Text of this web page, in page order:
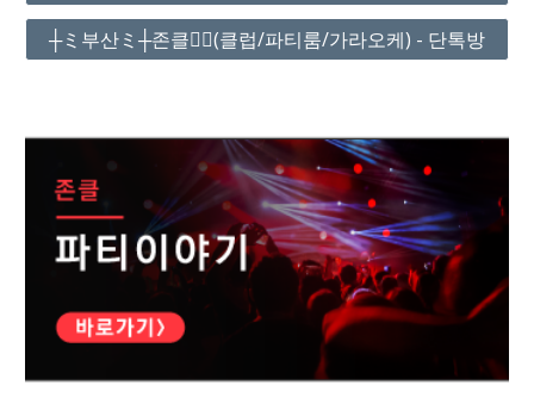
┼ミ부산ミ┼존클❤️‍🔥(클럽/파티룸/가라오케) - 단톡방